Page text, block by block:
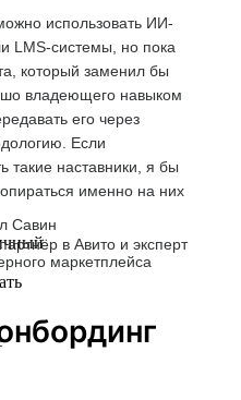
использовать ИИ-
LMS-системы, но пока
который заменил бы
владеющего навыком
его через
Если
такие наставники, я бы
именно на них
Савин
в Авито и эксперт
маркетплейса